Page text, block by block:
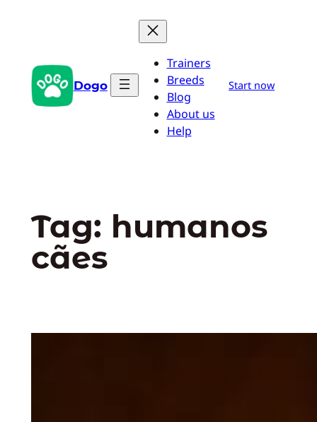
conteúdo Dogo
Trainers
Breeds
Blog
About us
Help
Start now
Tag: humanos
cães